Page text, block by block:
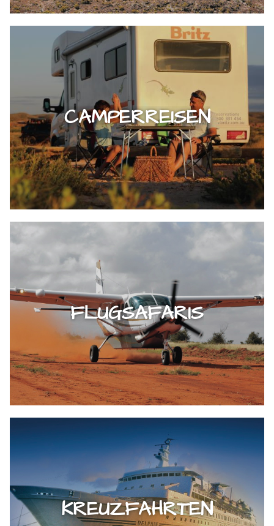
CAMPERREISEN
FLUGSAFARIS
KREUZFAHRTEN